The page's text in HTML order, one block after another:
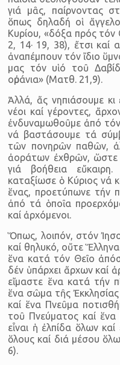
γιά μᾶς, παίρνοντας
ὅπως δηλαδή οἱ
Κυρίου, «δόξα πρός τόν
2, 14· 19, 38), ἔτσι καί
ἀναπέμπουν τόν ἴδιο
μας τόν υἱό τοῦ
οὐράνια» (Ματθ. 21,9).
Ἀλλά, ἄς νηπιάσουμε κι
νέοι καί γέροντες,
ἐνδυναμωθοῦμε ἀπό
νά βαστάσουμε τά
τῶν πονηρῶν παθῶν,
ἀοράτων ἐχθρῶν, ὥστε
γιά βοήθεια
καταξίωσε ὁ Κύριος νά
ἕνας, προετύπωνε τήν
ἀπό τά ὁποῖα
καί ἀρχόμενοι.
Ὅπως, λοιπόν, στόν
καί θηλυκό, οὔτε
ἕνα κατά τόν Θεῖο
δέν ὑπάρχει ἄρχων καί
εἴμαστε ἕνα κατά τήν
ἕνα σῶμα τῆς
καί ἕνα Πνεῦμα
τοῦ Πνεύματος καί
εἶναι ἡ ἐλπίδα ὅλων
ὅλους καί διά μέσου
6).